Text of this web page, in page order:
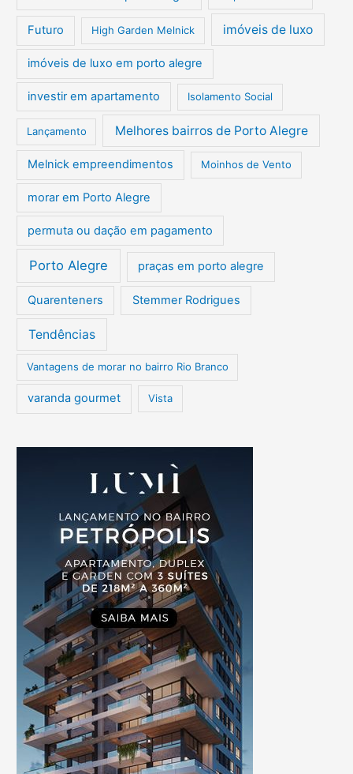
Futuro High Garden Melnick imóveis de luxo
imóveis de luxo em porto alegre
investir em apartamento Isolamento Social
Lançamento Melhores bairros de Porto Alegre
Melnick empreendimentos Moinhos de Vento
morar em Porto Alegre
permuta ou dação em pagamento
Porto Alegre praças em porto alegre
Quarenteners Stemmer Rodrigues
Tendências
Vantagens de morar no bairro Rio Branco
varanda gourmet Vista